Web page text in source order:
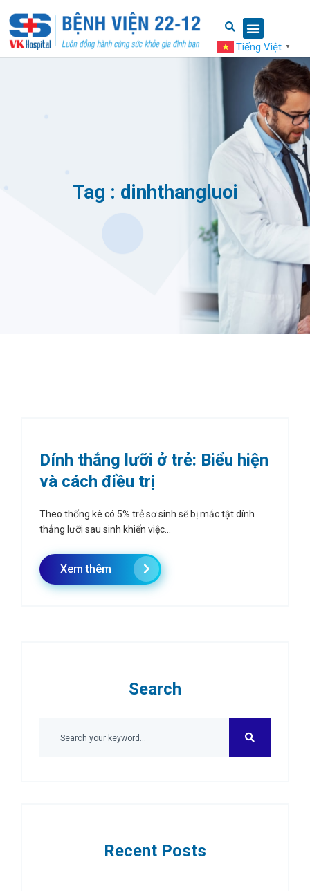
Tiếng Việt ▼
Tag : dinhthangluoi
Dính thắng lưỡi ở trẻ: Biểu hiện
và cách điều trị
Theo thống kê có 5% trẻ sơ sinh sẽ bị mắc tật dính
thắng lưỡi sau sinh khiến việc...
Xem thêm
Search
Recent Posts